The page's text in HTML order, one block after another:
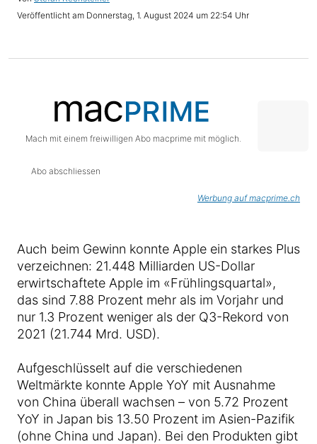
Donnerstag, 1. August 2024 um 22:54 Uhr
Mach mit einem freiwilligen Abo macprime mit möglich.
Abo abschliessen
Werbung auf macprime.ch
Auch beim Gewinn konnte Apple ein starkes Plus
verzeichnen: 21.448 Milliarden US-Dollar
erwirtschaftete Apple im «Frühlingsquartal»,
das sind 7.88 Prozent mehr als im Vorjahr und
nur 1.3 Prozent weniger als der Q3-Rekord von
2021 (21.744 Mrd. USD).
Aufgeschlüsselt auf die verschiedenen
Weltmärkte konnte Apple YoY mit Ausnahme
von China überall wachsen – von 5.72 Prozent
YoY in Japan bis 13.50 Prozent im Asien-Pazifik
(ohne China und Japan). Bei den Produkten gibt